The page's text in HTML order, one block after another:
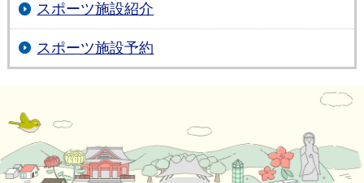
スポーツ施設紹介
スポーツ施設予約